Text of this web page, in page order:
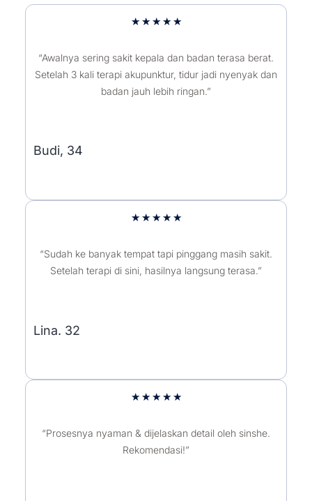
★ ★ ★ ★ ★5/5
“Awalnya sering sakit kepala dan badan terasa berat.
Setelah 3 kali terapi akupunktur, tidur jadi nyenyak dan
badan jauh lebih ringan.”
Budi, 34
★ ★ ★ ★ ★5/5
“Sudah ke banyak tempat tapi pinggang masih sakit.
Setelah terapi di sini, hasilnya langsung terasa.”
Lina. 32
★ ★ ★ ★ ★5/5
“Prosesnya nyaman & dijelaskan detail oleh sinshe.
Rekomendasi!”